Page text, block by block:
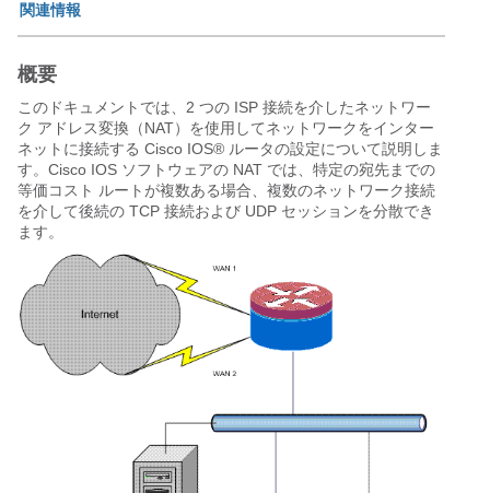
関連情報
概要
このドキュメントでは、2 つの ISP 接続を介したネットワー
ク アドレス変換（NAT）を使用してネットワークをインター
ネットに接続する Cisco IOS® ルータの設定について説明しま
す。Cisco IOS ソフトウェアの NAT では、特定の宛先までの
等価コスト ルートが複数ある場合、複数のネットワーク接続
を介して後続の TCP 接続および UDP セッションを分散でき
ます。